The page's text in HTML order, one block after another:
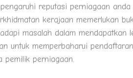
reputasi perniagaan
kerajaan memerlukan
masalah dalam
untuk memperbaharui
pemilik perniagaan.